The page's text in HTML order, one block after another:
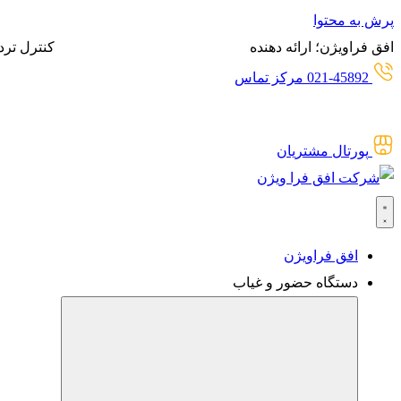
پرش به محتوا
افق فراویژن؛ ارائه دهنده
کنترل
021-45892 مرکز تماس
پورتال مشتریان
افق فراویژن
دستگاه حضور و غیاب